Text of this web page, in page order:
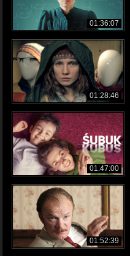
01:36:07
01:28:46
01:47:00
01:52:39